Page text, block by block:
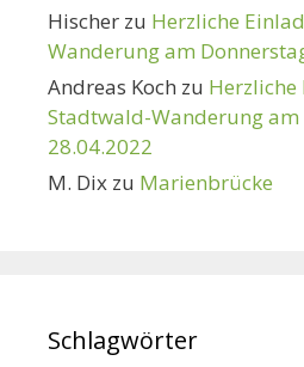
Hischer zu Herzliche
Wanderung am
Andreas Koch zu
Stadtwald-Wanderung am
28.04.2022
M. Dix zu Marienbrücke
Schlagwörter